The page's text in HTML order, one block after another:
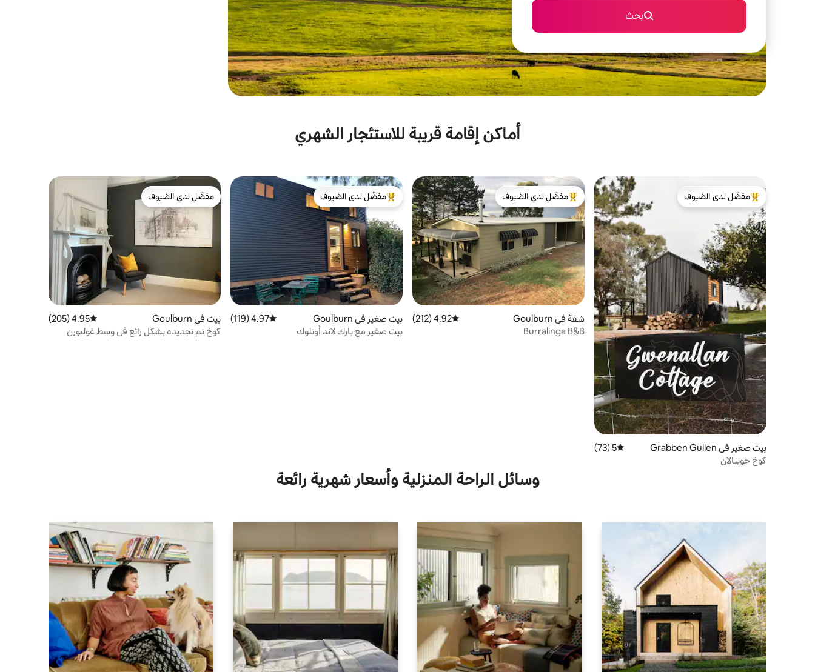
بحث
أماكن إقامة قريبة للاستئجار الشهري
من أبرز البيوت المفضّلة لدى الضيوف
مفضّل لدى الضيوف
بيت صغير في Grabben Gullen متوسط التقييم 5 من 5، 73 مراجعات
5 (73)
كوخ جوينالان
من أبرز البيوت المفضّلة لدى الضيوف
مفضّل لدى الضيوف
شقة في Goulburn متوسط التقييم 4.92 من 5، 212 مراجعات
4.92 (212)
Burralinga B&B
من أبرز البيوت المفضّلة لدى الضيوف
مفضّل لدى الضيوف
بيت صغير في Goulburn متوسط التقييم 4.97 من 5، 119 مراجعات
4.97 (119)
بيت صغير مع بارك لاند أوتلوك
مفضّل لدى الضيوف
مفضّل لدى الضيوف
بيت في Goulburn متوسط التقييم 4.95 من 5، 205 مراجعات
4.95 (205)
كوخ تم تجديده بشكل رائع في وسط غولبورن
وسائل الراحة المنزلية وأسعار شهرية رائعة